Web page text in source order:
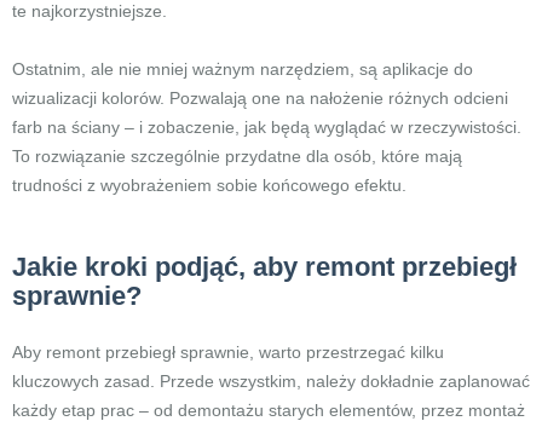
te najkorzystniejsze.
Ostatnim, ale nie mniej ważnym narzędziem, są aplikacje do
wizualizacji kolorów. Pozwalają one na nałożenie różnych odcieni
farb na ściany – i zobaczenie, jak będą wyglądać w rzeczywistości.
To rozwiązanie szczególnie przydatne dla osób, które mają
trudności z wyobrażeniem sobie końcowego efektu.
Jakie kroki podjąć, aby remont przebiegł
sprawnie?
Aby remont przebiegł sprawnie, warto przestrzegać kilku
kluczowych zasad. Przede wszystkim, należy dokładnie zaplanować
każdy etap prac – od demontażu starych elementów, przez montaż